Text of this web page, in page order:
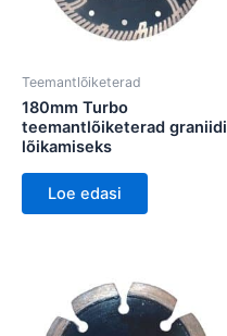
Teemantlõiketerad
180mm Turbo
teemantlõiketerad graniidi
lõikamiseks
Loe edasi